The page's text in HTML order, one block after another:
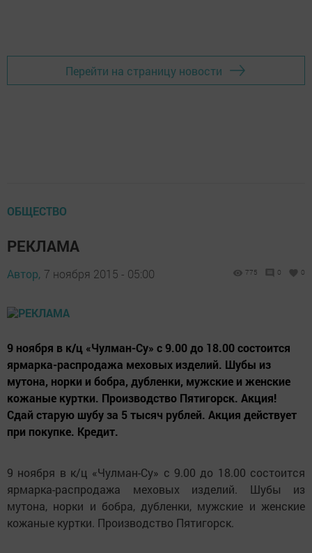
Перейти на страницу новости
ОБЩЕСТВО
РЕКЛАМА
Автор, 7 ноября 2015 - 05:00 775 0 0
9 ноября в к/ц «Чулман-Су» с 9.00 до 18.00 состоится
ярмарка-распродажа меховых изделий. Шубы из
мутона, норки и бобра, дубленки, мужские и женские
кожаные куртки. Производство Пятигорск. Акция!
Сдай старую шубу за 5 тысяч рублей. Акция действует
при покупке. Кредит.
9 ноября в к/ц «Чулман-Су» с 9.00 до 18.00 состоится
ярмарка-распродажа меховых изделий. Шубы из
мутона, норки и бобра, дубленки, мужские и женские
кожаные куртки. Производство Пятигорск.